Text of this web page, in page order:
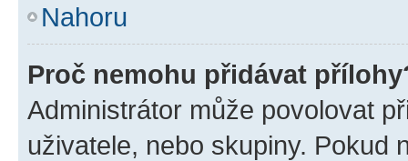
Nahoru
Proč nemohu přidávat
Administrátor může povolovat
uživatele, nebo skupiny. Pokud